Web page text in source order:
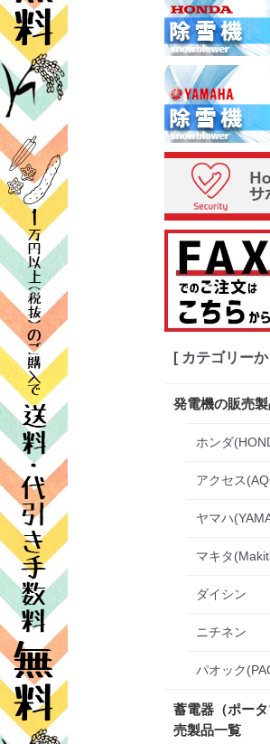
[ カテゴリー
発電機の販売
ホンダ
アクセス
ヤマハ
マキタ
ダイシン
ニチネン
パオック
蓄電器（ポー
売製品一覧